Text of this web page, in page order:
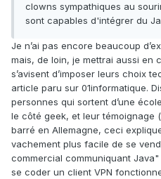
clowns sympathiques au
sont capables d'intégrer du
Je n’ai pas encore beaucoup
mais, de loin, je mettrai aussi en
s’avisent d’imposer leurs choix
article paru sur 01informatique.
personnes qui sortent d’une
le côté geek, et leur témoignage
barré en Allemagne, ceci
vachement plus facile de se
commercial communiquant
se coder un client VPN